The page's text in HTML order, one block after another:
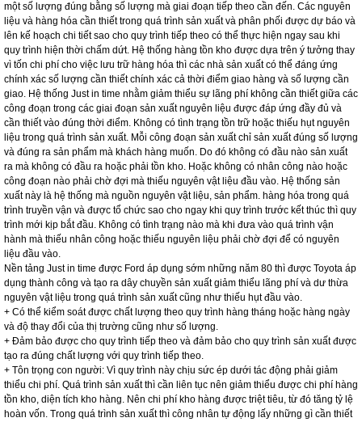
một số lượng đúng bằng số lượng mà giai đoạn tiếp theo cần đến. Các nguyên
liệu và hàng hóa cần thiết trong quá trình sản xuất và phân phối được dự báo và
lên kế hoạch chi tiết sao cho quy trình tiếp theo có thể thực hiện ngay sau khi
quy trình hiện thời chấm dứt. Hệ thống hàng tồn kho được dựa trên ý tưởng thay
vì tốn chi phí cho việc lưu trữ hàng hóa thì các nhà sản xuất có thể đáng ứng
chính xác số lượng cần thiết chính xác cả thời điểm giao hàng và số lượng cần
giao. Hệ thống Just in time nhằm giảm thiểu sự lãng phí không cần thiết giữa các
công đoạn trong các giai đoạn sản xuất nguyên liệu được đáp ứng đầy đủ và
cần thiết vào đúng thời điểm. Không có tình trạng tồn trữ hoặc thiếu hụt nguyên
liệu trong quá trình sản xuất. Mỗi công đoạn sản xuất chỉ sản xuất đúng số lượng
và đúng ra sản phẩm mà khách hàng muốn. Do đó không có đầu nào sản xuất
ra mà không có đầu ra hoặc phải tồn kho. Hoặc không có nhân công nào hoặc
công đoạn nào phải chờ đợi mà thiếu nguyên vật liệu đầu vào. Hệ thống sản
xuất này là hệ thống mà nguồn nguyên vật liệu, sản phẩm. hàng hóa trong quá
trình truyền vận và được tổ chức sao cho ngay khi quy trình trước kết thúc thì quy
trình mới kịp bắt đầu. Không có tình trạng nào mà khi đưa vào quá trình vận
hành mà thiếu nhân công hoặc thiếu nguyên liệu phải chờ đợi để có nguyên
liệu đầu vào.
Nền tảng Just in time được Ford áp dụng sớm những năm 80 thì được Toyota áp
dụng thành công và tạo ra dây chuyền sản xuất giảm thiểu lãng phí và dư thừa
nguyên vật liệu trong quá trình sản xuất cũng như thiếu hụt đầu vào.
+ Có thể kiểm soát được chất lượng theo quy trình hàng tháng hoặc hàng ngày
và độ thay đổi của thị trường cũng như số lượng.
+ Đảm bảo được cho quy trình tiếp theo và đảm bảo cho quy trình sản xuất được
tạo ra đúng chất lượng với quy trình tiếp theo.
+ Tôn trọng con người: Vì quy trình này chịu sức ép dưới tác động phải giảm
thiểu chi phí. Quá trình sản xuất thì cần liên tục nên giảm thiểu được chi phí hàng
tồn kho, diện tích kho hàng. Nên chi phí kho hàng được triệt tiêu, từ đó tăng tỷ lệ
hoàn vốn. Trong quá trình sản xuất thì công nhân tự động lấy những gì cần thiết